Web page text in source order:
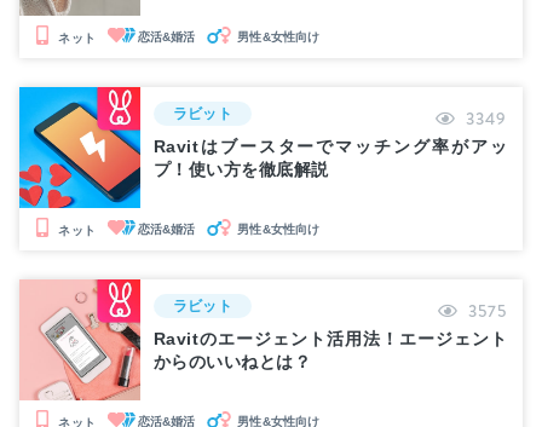
ネット 恋活&婚活 男性&女性向け
ラビット 3349
Ravitはブースターでマッチング率がアッ
プ！使い方を徹底解説
ネット 恋活&婚活 男性&女性向け
ラビット 3575
Ravitのエージェント活用法！エージェント
からのいいねとは？
ネット 恋活&婚活 男性&女性向け